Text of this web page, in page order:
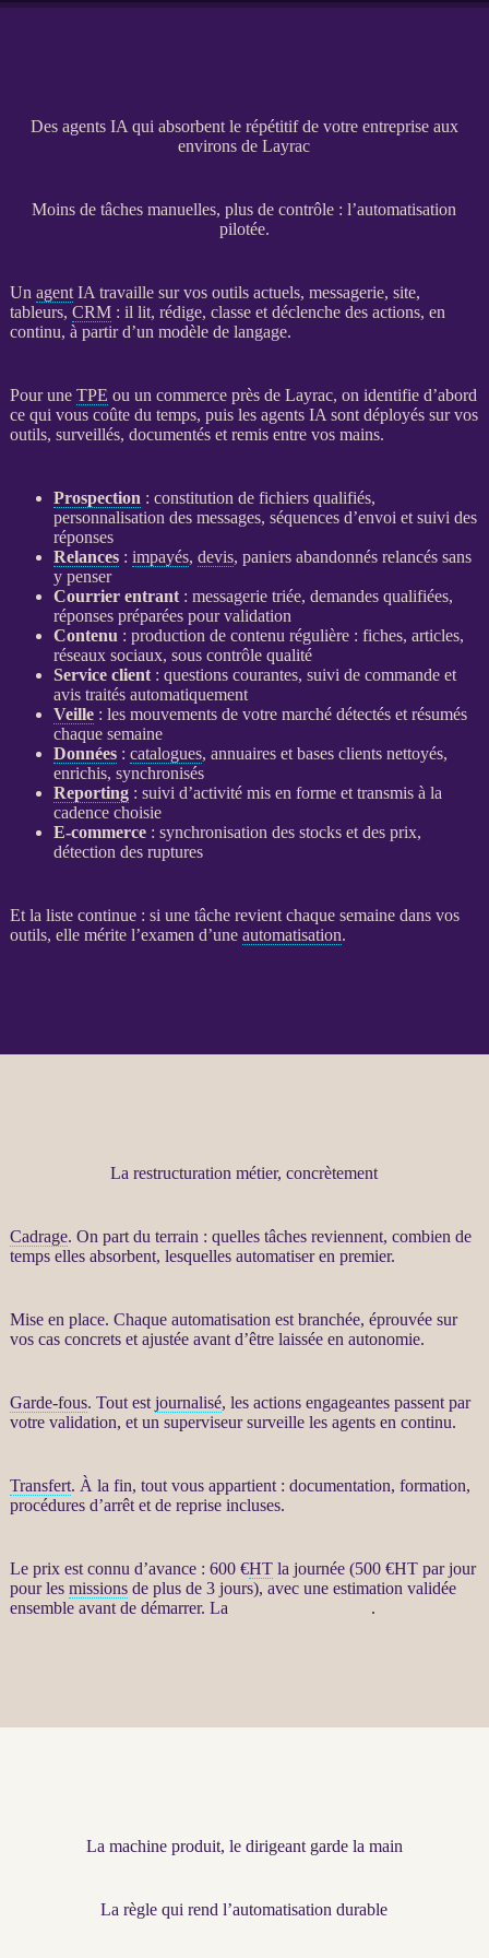
Des agents IA qui absorbent le répétitif de votre entreprise aux
environs de Layrac
Moins de tâches manuelles, plus de contrôle : l’automatisation
pilotée.
Un agent IA travaille sur vos outils actuels, messagerie, site,
tableurs, CRM: il lit, rédige, classe et déclenche des actions, en
continu, à partir d’un modèle de langage.
Pour une TPE ou un commerce près de Layrac, on identifie d’abord
ce qui vous coûte du temps, puis les agents IA sont déployés sur vos
outils, surveillés, documentés et remis entre vos mains.
Prospection : constitution de fichiers qualifiés,
personnalisation des messages, séquences d’envoi et suivi des
réponses
Relances: impayés, devis, paniers abandonnés relancés sans
y penser
Courrier entrant: messagerie triée, demandes qualifiées,
réponses préparées pour validation
Contenu : production de contenu régulière : fiches, articles,
réseaux sociaux, sous contrôle qualité
Service client: questions courantes, suivi de commande et
avis traités automatiquement
Veille: les mouvements de votre marché détectés et résumés
chaque semaine
Données: catalogues, annuaires et bases clients nettoyés,
enrichis, synchronisés
Reporting: suivi d’activité mis en forme et transmis à la
cadence choisie
E-commerce: synchronisation des stocks et des prix,
détection des ruptures
Et la liste continue : si une tâche revient chaque semaine dans vos
outils, elle mérite l’examen d’une automatisation.
La restructuration métier, concrètement
Cadrage. On part du terrain : quelles tâches reviennent, combien de
temps elles absorbent, lesquelles automatiseren premier.
Mise en place. Chaque automatisation est branchée, éprouvée sur
vos cas concrets et ajustée avant d’être laissée en autonomie.
Garde-fous. Tout est journalisé, les actions engageantes passent par
votre validation, et un superviseur surveille les agentsen continu.
Transfert. À la fin, tout vous appartient : documentation, formation,
procédures d’arrêt et de reprise incluses.
Le prix est connu d’avance : 600 €HTla journée (500 €HTpar jour
pour les missionsde plus de 3 jours), avec une estimation validée
ensemble avant de démarrer. La
.
La machine produit, le dirigeant garde la main
La règle qui rend l’automatisation durable